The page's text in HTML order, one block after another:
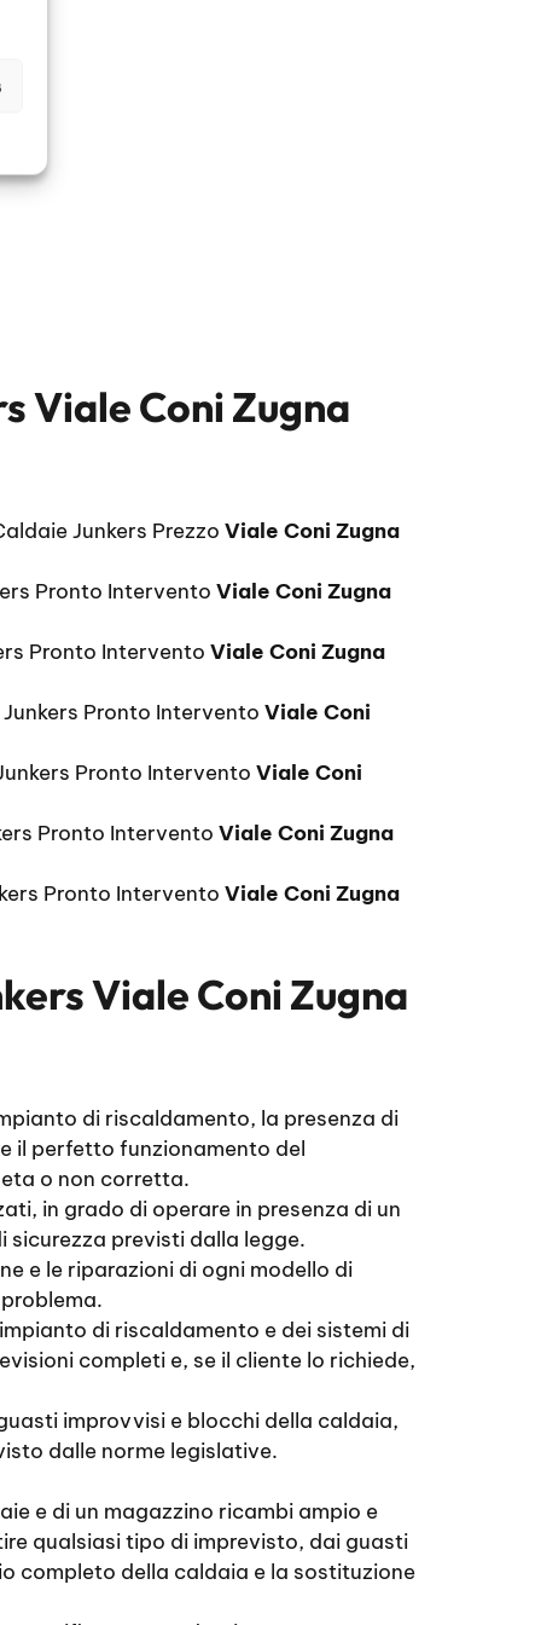
Viale Coni Zugna
Junkers Prezzo Viale Coni Zugna
Pronto Intervento Viale Coni Zugna
Pronto Intervento Viale Coni Zugna
Pronto Intervento Viale Coni
Pronto Intervento Viale Coni
Pronto Intervento Viale Coni Zugna
Pronto Intervento Viale Coni Zugna
Viale Coni Zugna
di riscaldamento, la presenza di
il perfetto funzionamento del
o non corretta.
in grado di operare in presenza di un
previsti dalla legge.
e le riparazioni di ogni modello di
di riscaldamento e dei sistemi di
completi e, se il cliente lo richiede,
improvvisi e blocchi della caldaia,
dalle norme legislative.
e di un magazzino ricambi ampio e
qualsiasi tipo di imprevisto, dai guasti
completo della caldaia e la sostituzione